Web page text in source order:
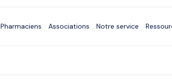
Pharmaciens Associations Notre service